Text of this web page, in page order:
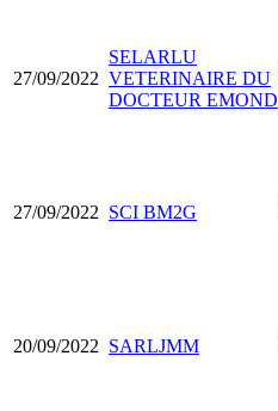
27/09/2022
SELARLU
VETERINAIRE DU
DOCTEUR EMOND
27/09/2022 SCI BM2G
20/09/2022 SARLJMM